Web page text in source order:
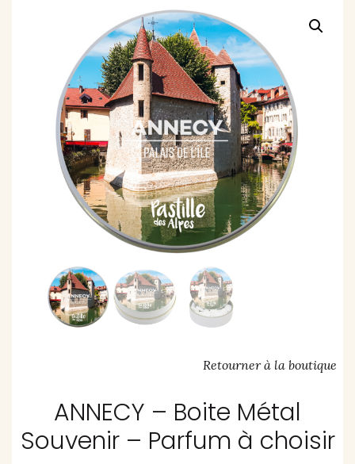
Retourner à la boutique
ANNECY – Boite Métal
Souvenir – Parfum à choisir